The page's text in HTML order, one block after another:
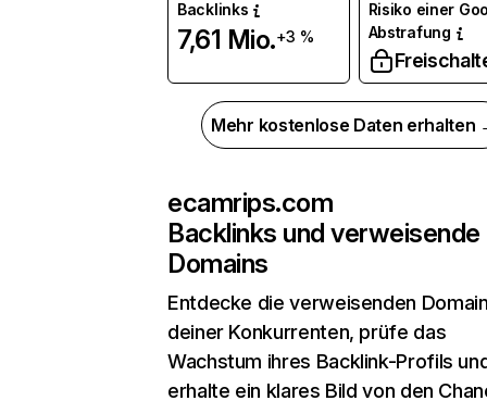
Backlinks
7,61 Mio.+3 %
Risiko einer
Abstrafung
Mehr kostenlose Daten erhalten
ecamrips.com
Backlinks und verweisende
Domains
Entdecke die verweisenden
deiner Konkurrenten, prüfe das
Wachstum ihres Backlink-Profils
erhalte ein klares Bild von den